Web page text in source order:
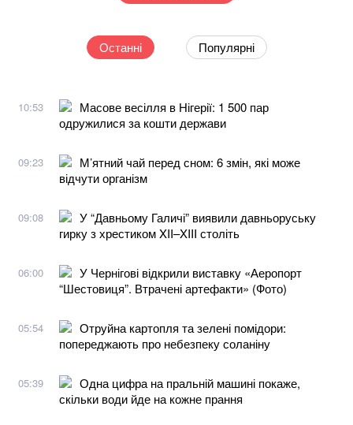
Останні Популярні
10:53
Масове весілля в Нігерії: 1 500 пар
одружилися за кошти держави
09:23
М’ятний чай перед сном: 6 змін, які може
відчути організм
09:08
У “Давньому Галичі” виявили давньоруську
гирку з хрестиком XII–XIII століть
06:00
У Чернігові відкрили виставку «Аеропорт
“Шестовиця”. Втрачені артефакти» (Фото)
05:54
Отруйна картопля та зелені помідори:
попереджають про небезпеку соланіну
05:39
Одна цифра на пральній машині покаже,
скільки води йде на кожне прання